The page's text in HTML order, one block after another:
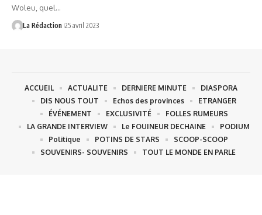
Woleu, quel…
La Rédaction 25 avril 2023
ACCUEIL ACTUALITE DERNIERE MINUTE
DIASPORA
DIS NOUS TOUT
Echos des provinces
ETRANGER
ÉVÉNEMENT
EXCLUSIVITÉ
FOLLES RUMEURS
LA GRANDE INTERVIEW
Le FOUINEUR DECHAINE
PODIUM
Politique
POTINS DE STARS
SCOOP-SCOOP
SOUVENIRS- SOUVENIRS
TOUT LE MONDE EN PARLE